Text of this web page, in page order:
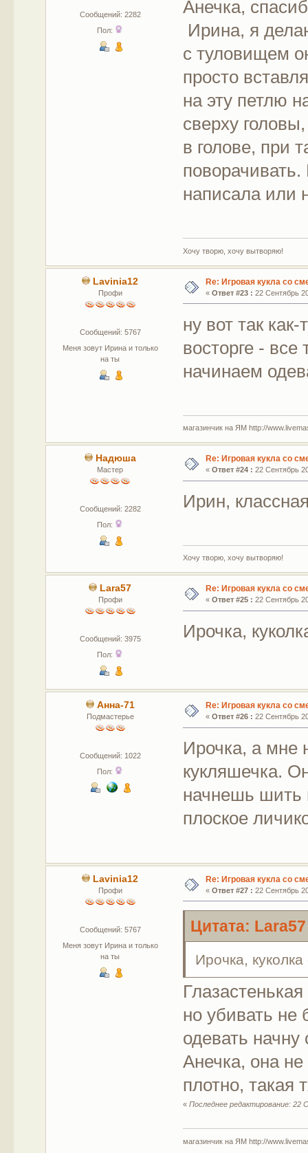
Сообщений: 2282
Пол:
Анечка,
Ирина, я
с туловищем
просто
на эту петлю
сверху
в голове, при
поворачивать.
написала или
Хочу творю, хочу вытворяю!
Lavinia12
Профи
Сообщений: 5767
Меня зовут Ирина и только
на ты
Re: Игровая кукла со
« Ответ #23 : 22 Сентябрь
ну вот так
восторге -
начинаем
магазинчик на ЯМ http://
Надюша
Мастер
Сообщений: 2282
Пол:
Re: Игровая кукла со
« Ответ #24 : 22 Сентябрь
Ирин,
Хочу творю, хочу вытворяю!
Lara57
Профи
Сообщений: 3975
Пол:
Re: Игровая кукла со
« Ответ #25 : 22 Сентябрь
Ирочка,
Анна-71
Подмастерье
Сообщений: 1022
Пол:
Re: Игровая кукла со
« Ответ #26 : 22 Сентябрь
Ирочка, а мне
кукляшечка.
начнешь шить
плоское
Lavinia12
Профи
Сообщений: 5767
Меня зовут Ирина и только
на ты
Re: Игровая кукла со
« Ответ #27 : 22 Сентябрь
Цитата:
Ирочка,
но убивать не
одевать
Анечка, она
плотно, такая
«Последнее редактирование: 22
магазинчик на ЯМ http://